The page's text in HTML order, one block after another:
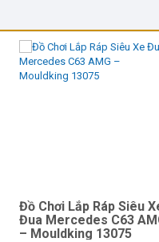
Đồ Chơi Lắp Ráp Siêu
Đua Mercedes C63
– Mouldking 13075